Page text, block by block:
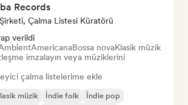
Records
Çalma Listesi Küratörü
verildi
AmericanaBossa novaKlasik müzik
imzalayın veya müziklerini
çalma listelerime ekle
müzik İndie folk
İndie pop